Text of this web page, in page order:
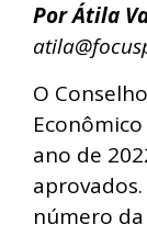
Por Átila
O
ano de
número